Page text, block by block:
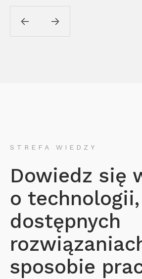
STREFA WIEDZY
Dowiedz się
o technologii,
dostępnych
sposobie